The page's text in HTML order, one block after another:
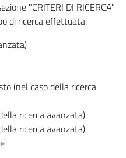
"CRITERI DI RICERCA"
di ricerca effettuata:
(nel caso della ricerca
ricerca avanzata)
ricerca avanzata)